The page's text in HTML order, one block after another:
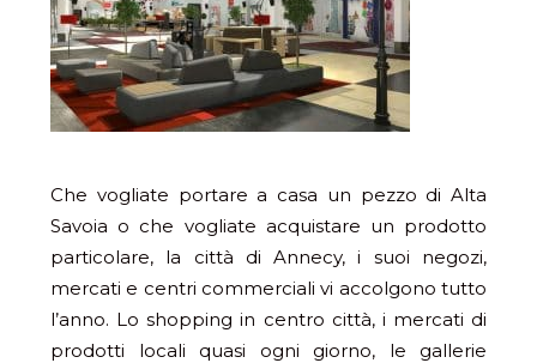
Che vogliate portare a casa un pezzo di Alta
Savoia o che vogliate acquistare un prodotto
particolare, la città di Annecy, i suoi negozi,
mercati e centri commerciali vi accolgono tutto
l’anno. Lo shopping in centro città, i mercati di
prodotti locali quasi ogni giorno, le gallerie